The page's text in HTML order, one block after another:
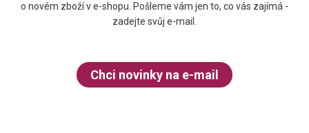
o novém zboží v e-shopu. Pošleme vám jen to, co vás zajímá -
zadejte svůj e-mail.
Chci novinky na e-mail